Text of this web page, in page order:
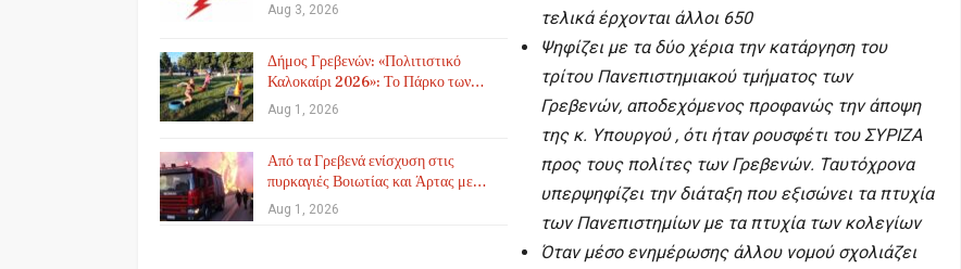
Aug 3, 2026
Δήμος Γρεβενών: «Πολιτιστικό
Καλοκαίρι 2026»: Το Πάρκο των…
Aug 1, 2026
Από τα Γρεβενά ενίσχυση στις
πυρκαγιές Βοιωτίας και Άρτας με…
Aug 1, 2026
τελικά έρχονται άλλοι 650
Ψηφίζει με τα δύο χέρια την κατάργηση του
τρίτου Πανεπιστημιακού τμήματος των
Γρεβενών, αποδεχόμενος προφανώς την άποψη
της κ. Υπουργού , ότι ήταν ρουσφέτι του ΣΥΡΙΖΑ
προς τους πολίτες των Γρεβενών. Ταυτόχρονα
υπερψηφίζει την διάταξη που εξισώνει τα πτυχία
των Πανεπιστημίων με τα πτυχία των κολεγίων
Όταν μέσο ενημέρωσης άλλου νομού σχολιάζει